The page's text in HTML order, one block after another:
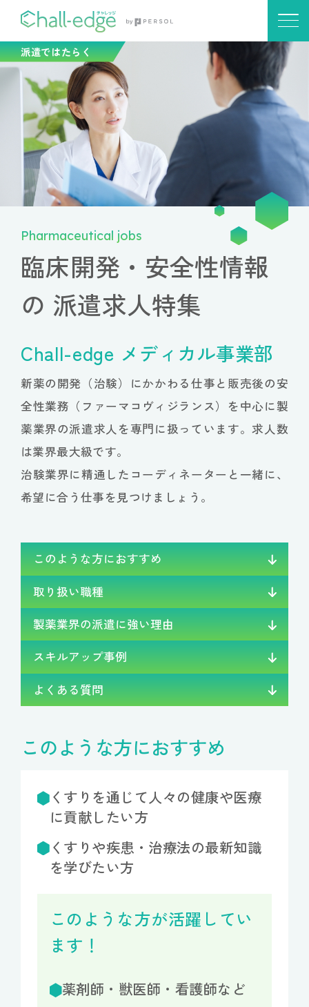
派遣ではたらく
Pharmaceutical jobs
臨床開発・安全性情報
の 派遣求人特集
Chall-edge メディカル事業部
新薬の開発（治験）にかかわる仕事と販売後の安
全性業務（ファーマコヴィジランス）を中心に製
薬業界の派遣求人を専門に扱っています。求人数
は業界最大級です。
治験業界に精通したコーディネーターと一緒に、
希望に合う仕事を見つけましょう。
このような方におすすめ
取り扱い職種
製薬業界の派遣に強い理由
スキルアップ事例
よくある質問
このような方におすすめ
くすりを通じて人々の健康や医療
に貢献したい方
くすりや疾患・治療法の最新知識
を学びたい方
このような方が活躍してい
ます！
薬剤師・獣医師・看護師など